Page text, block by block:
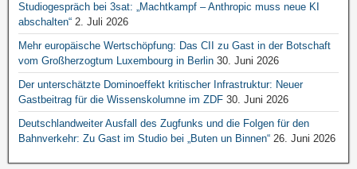
Studiogespräch bei 3sat: „Machtkampf – Anthropic muss neue KI
abschalten“ 2. Juli 2026
Mehr europäische Wertschöpfung: Das CII zu Gast in der Botschaft
vom Großherzogtum Luxembourg in Berlin 30. Juni 2026
Der unterschätzte Dominoeffekt kritischer Infrastruktur: Neuer
Gastbeitrag für die Wissenskolumne im ZDF 30. Juni 2026
Deutschlandweiter Ausfall des Zugfunks und die Folgen für den
Bahnverkehr: Zu Gast im Studio bei „Buten un Binnen“ 26. Juni 2026